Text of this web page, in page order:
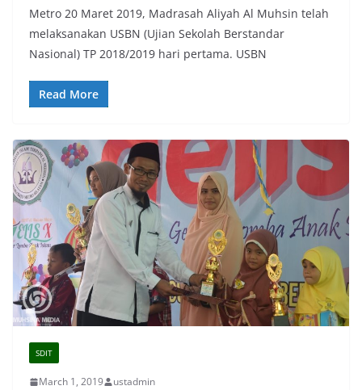
Metro 20 Maret 2019, Madrasah Aliyah Al Muhsin telah
melaksanakan USBN (Ujian Sekolah Berstandar
Nasional) TP 2018/2019 hari pertama. USBN
Read More
SDIT
March 1, 2019 ustadmin